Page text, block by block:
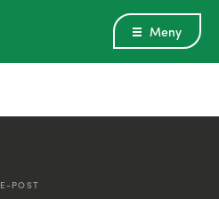
E-POST
Meny